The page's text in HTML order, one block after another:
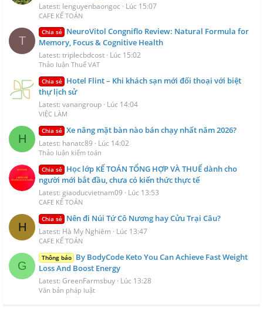
Latest: lenguyenbaongoc Lúc 15:07
CAFE KẾ TOÁN
T
Chia sẻ NeuroVitol Congniflo Review: Natural Formula for
Memory, Focus & Cognitive Health
Latest: triplecbdcost Lúc 15:02
Thảo luận Thuế VAT
Chia sẻ Hotel Flint – Khi khách sạn mới đối thoại với biệt
thự lịch sử
Latest: vanangroup Lúc 14:04
VIỆC LÀM
H
Chia sẻ Xe nâng mặt bàn nào bán chạy nhất năm 2026?
Latest: hanatc89 Lúc 14:02
Thảo luận kiểm toán
Chia sẻ Học lớp KẾ TOÁN TỔNG HỢP VÀ THUẾ dành cho
người mới bắt đầu, chưa có kiến thức thực tế
Latest: giaoducvietnam09 Lúc 13:53
CAFE KẾ TOÁN
H
Chia sẻ Nên đi Núi Tứ Cô Nương hay Cửu Trại Câu?
Latest: Hà My Nghiêm Lúc 13:47
CAFE KẾ TOÁN
G
Thông báo By BodyCode Keto You Can Achieve Fast Weight
Loss And Boost Energy
Latest: GreenFarmsbuy Lúc 13:28
Văn bản pháp luật